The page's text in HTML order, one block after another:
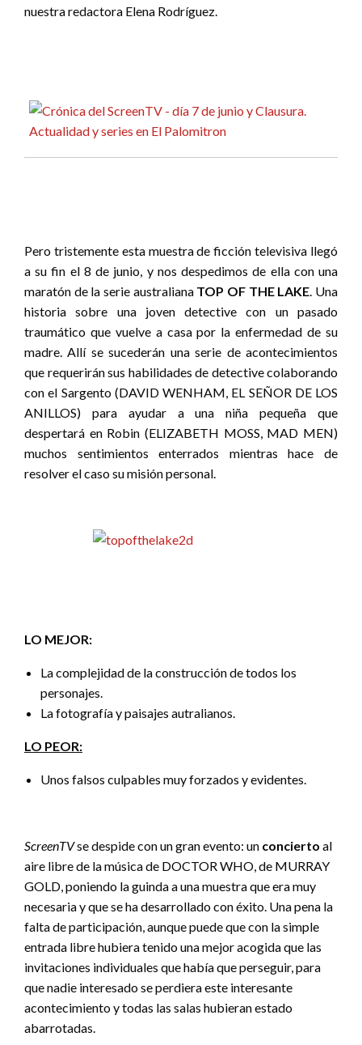
nuestra redactora Elena Rodríguez.
Pero tristemente esta muestra de ficción televisiva llegó
a su fin el 8 de junio, y nos despedimos de ella con una
maratón de la serie australiana TOP OF THE LAKE. Una
historia sobre una joven detective con un pasado
traumático que vuelve a casa por la enfermedad de su
madre. Allí se sucederán una serie de acontecimientos
que requerirán sus habilidades de detective colaborando
con el Sargento (DAVID WENHAM, EL SEÑOR DE LOS
ANILLOS) para ayudar a una niña pequeña que
despertará en Robin (ELIZABETH MOSS, MAD MEN)
muchos sentimientos enterrados mientras hace de
resolver el caso su misión personal.
LO MEJOR:
La complejidad de la construcción de todos los
personajes.
La fotografía y paisajes autralianos.
LO PEOR:
Unos falsos culpables muy forzados y evidentes.
ScreenTVse despide con un gran evento: un concierto al
aire libre de la música de DOCTOR WHO, de MURRAY
GOLD, poniendo la guinda a una muestra que era muy
necesaria y que se ha desarrollado con éxito. Una pena la
falta de participación, aunque puede que con la simple
entrada libre hubiera tenido una mejor acogida que las
invitaciones individuales que había que perseguir, para
que nadie interesado se perdiera este interesante
acontecimiento y todas las salas hubieran estado
abarrotadas.